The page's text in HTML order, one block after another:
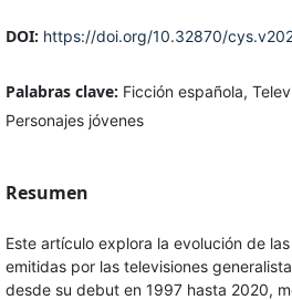
DOI: https://doi.org/10.32870/
Palabras clave: Ficción española,
Personajes jóvenes
Resumen
Este artículo explora la evolución de
emitidas por las televisiones
desde su debut en 1997 hasta 2020,